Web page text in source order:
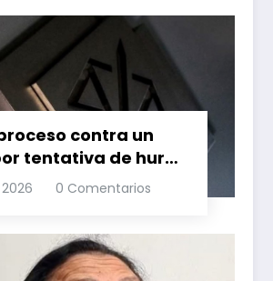
contra un
tentativa de hurto
0 Comentarios